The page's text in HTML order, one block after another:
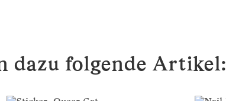
dazu folgende Artikel: